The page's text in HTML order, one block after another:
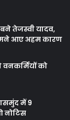
तेजस्वी यादव,
आए अहम कारण
वनकर्मियों को
में 9
नोटिस